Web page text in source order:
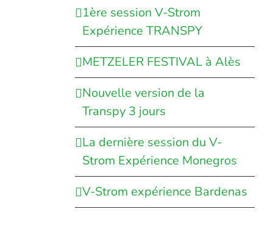
1ère session V-Strom
Expérience TRANSPY
METZELER FESTIVAL à Alès
Nouvelle version de la
Transpy 3 jours
La dernière session du V-
Strom Expérience Monegros
V-Strom expérience Bardenas